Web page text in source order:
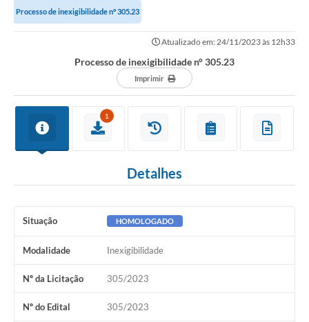
Processo de inexigibilidade n° 305.23
Atualizado em: 24/11/2023 às 12h33
Processo de inexigibilidade n° 305.23
Imprimir
1
Detalhes
Situação HOMOLOGADO
Modalidade Inexigibilidade
Nº da Licitação 305/2023
Nº do Edital 305/2023